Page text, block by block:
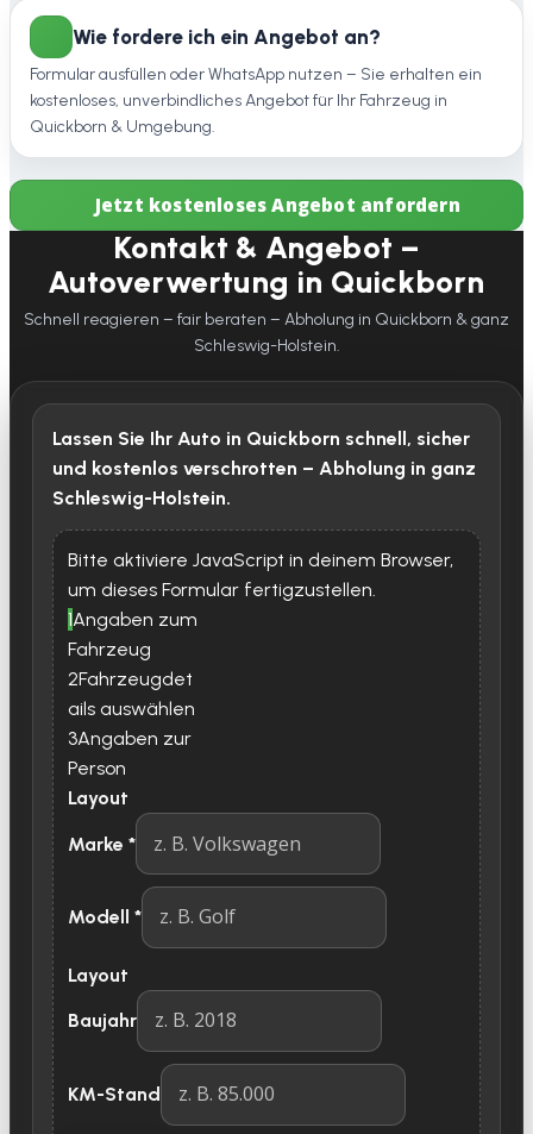
Wie fordere ich ein Angebot an?
Formular ausfüllen oder WhatsApp nutzen – Sie erhalten ein
kostenloses, unverbindliches Angebot für Ihr Fahrzeug in
Quickborn & Umgebung.
Jetzt kostenloses Angebot anfordern
Kontakt & Angebot –
Autoverwertung in Quickborn
Schnell reagieren – fair beraten – Abholung in Quickborn & ganz
Schleswig-Holstein.
Lassen Sie Ihr Auto in Quickborn schnell, sicher
und kostenlos verschrotten – Abholung in ganz
Schleswig-Holstein.
Bitte aktiviere JavaScript in deinem Browser,
um dieses Formular fertigzustellen.
1Angaben zum
Fahrzeug
2Fahrzeugdet
ails auswählen
3Angaben zur
Person
Layout
Marke *
Modell *
Layout
Baujahr
KM-Stand